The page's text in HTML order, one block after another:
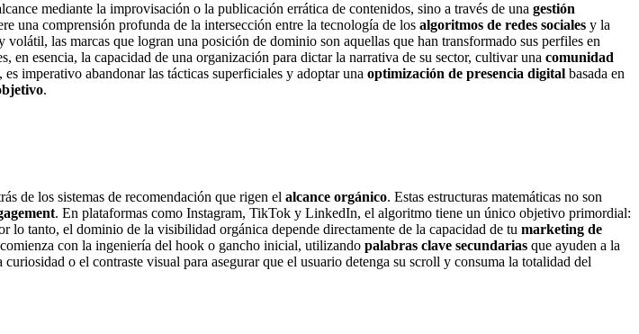
mediante la improvisación o la publicación errática de contenidos, sino a través de una gestión
una comprensión profunda de la intersección entre la tecnología de los algoritmos de redes sociales y la
las marcas que logran una posición de dominio son aquellas que han transformado sus perfiles en
en esencia, la capacidad de una organización para dictar la narrativa de su sector, cultivar una comunidad
imperativo abandonar las tácticas superficiales y adoptar una optimización de presencia digital basada en
.
de los sistemas de recomendación que rigen el alcance orgánico. Estas estructuras matemáticas no son
. En plataformas como Instagram, TikTok y LinkedIn, el algoritmo tiene un único objetivo primordial:
lo tanto, el dominio de la visibilidad orgánica depende directamente de la capacidad de tu marketing de
comienza con la ingeniería del hook o gancho inicial, utilizando palabras clave secundarias que ayuden a la
o el contraste visual para asegurar que el usuario detenga su scroll y consuma la totalidad del